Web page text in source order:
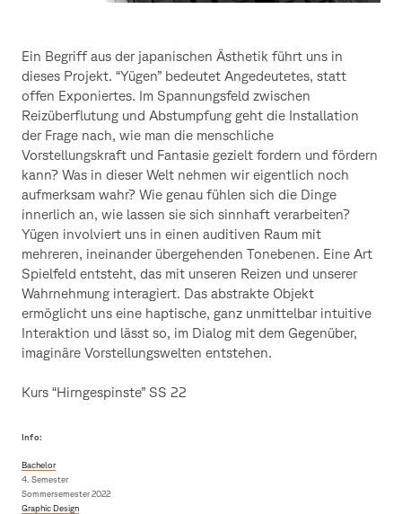
Ein Begriff aus der japanischen Ästhetik führt uns in
dieses Projekt. “Yügen” bedeutet Angedeutetes, statt
offen Exponiertes. Im Spannungsfeld zwischen
Reizüberflutung und Abstumpfung geht die Installation
der Frage nach, wie man die menschliche
Vorstellungskraft und Fantasie gezielt fordern und fördern
kann? Was in dieser Welt nehmen wir eigentlich noch
aufmerksam wahr? Wie genau fühlen sich die Dinge
innerlich an, wie lassen sie sich sinnhaft verarbeiten?
Yügen involviert uns in einen auditiven Raum mit
mehreren, ineinander übergehenden Tonebenen. Eine Art
Spielfeld entsteht, das mit unseren Reizen und unserer
Wahrnehmung interagiert. Das abstrakte Objekt
ermöglicht uns eine haptische, ganz unmittelbar intuitive
Interaktion und lässt so, im Dialog mit dem Gegenüber,
imaginäre Vorstellungswelten entstehen.
Kurs “Hirngespinste” SS 22
Info:
Bachelor
4. Semester
Sommersemester 2022
Graphic Design